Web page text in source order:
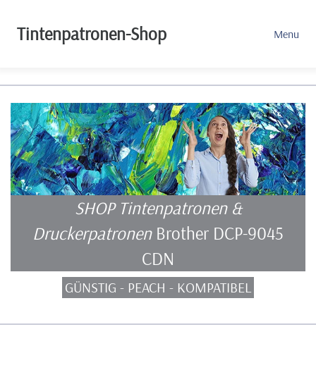
Tintenpatronen-Shop Menu
SHOP Tintenpatronen &
Druckerpatronen Brother DCP-9045
CDN
GÜNSTIG - PEACH - KOMPATIBEL